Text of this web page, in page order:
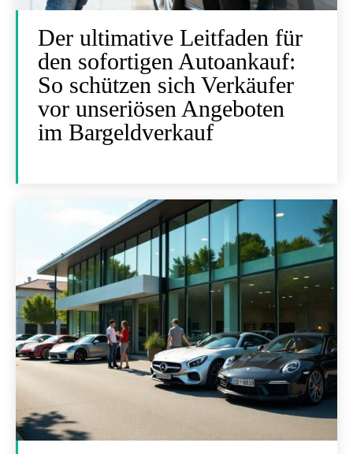
Der ultimative Leitfaden für
den sofortigen Autoankauf:
So schützen sich Verkäufer
vor unseriösen Angeboten
im Bargeldverkauf